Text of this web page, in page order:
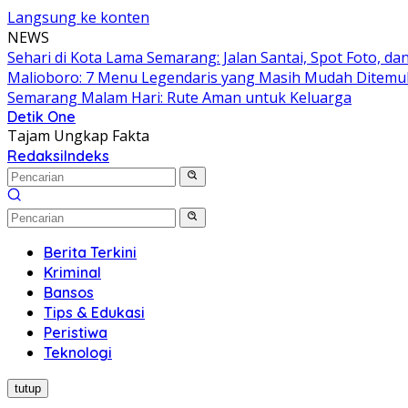
Langsung ke konten
NEWS
Sehari di Kota Lama Semarang: Jalan Santai, Spot Foto,
Malioboro: 7 Menu Legendaris yang Masih Mudah
Semarang Malam Hari: Rute Aman untuk Keluarga
Detik One
Tajam Ungkap Fakta
RedaksiIndeks
Berita Terkini
Kriminal
Bansos
Tips & Edukasi
Peristiwa
Teknologi
tutup